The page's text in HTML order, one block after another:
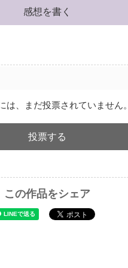
感想を書く
は、まだ投票されていません。
投票する
この作品をシェア